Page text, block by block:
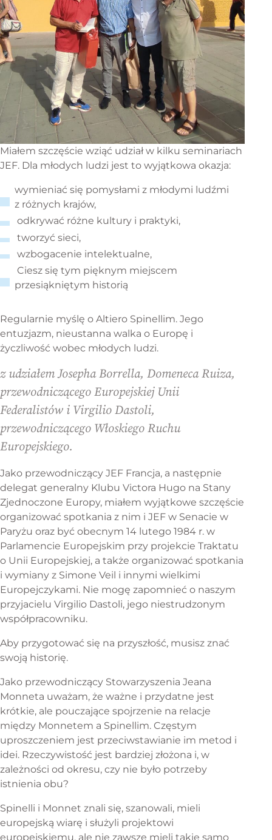
Miałem szczęście wziąć udział w kilku seminariach
JEF. Dla młodych ludzi jest to wyjątkowa okazja:
wymieniać się pomysłami z młodymi ludźmi
z różnych krajów,
odkrywać różne kultury i praktyki,
tworzyć sieci,
wzbogacenie intelektualne,
Ciesz się tym pięknym miejscem
przesiąkniętym historią
Regularnie myślę o Altiero Spinellim. Jego
entuzjazm, nieustanna walka o Europę i
życzliwość wobec młodych ludzi.
z udziałem Josepha Borrella, Domeneca Ruiza,
przewodniczącego Europejskiej Unii
Federalistów i Virgilio Dastoli,
przewodniczącego Włoskiego Ruchu
Europejskiego.
Jako przewodniczący JEF Francja, a następnie
delegat generalny Klubu Victora Hugo na Stany
Zjednoczone Europy, miałem wyjątkowe szczęście
organizować spotkania z nim i JEF w Senacie w
Paryżu oraz być obecnym 14 lutego 1984 r. w
Parlamencie Europejskim przy projekcie Traktatu
o Unii Europejskiej, a także organizować spotkania
i wymiany z Simone Veil i innymi wielkimi
Europejczykami. Nie mogę zapomnieć o naszym
przyjacielu Virgilio Dastoli, jego niestrudzonym
współpracowniku.
Aby przygotować się na przyszłość, musisz znać
swoją historię.
Jako przewodniczący Stowarzyszenia Jeana
Monneta uważam, że ważne i przydatne jest
krótkie, ale pouczające spojrzenie na relacje
między Monnetem a Spinellim. Częstym
uproszczeniem jest przeciwstawianie im metod i
idei. Rzeczywistość jest bardziej złożona i, w
zależności od okresu, czy nie było potrzeby
istnienia obu?
Spinelli i Monnet znali się, szanowali, mieli
europejską wiarę i służyli projektowi
europejskiemu, ale nie zawsze mieli takie samo